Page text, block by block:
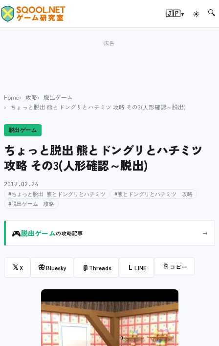
🇯🇵▾ ☀ 🔍
Home 攻略
脱出ゲーム
ちょっと脱出 熊とドングリとハチミツ 攻略 その3(人形確認～脱出)
脱出ゲーム
ちょっと脱出 熊とドングリとハチミツ
攻略 その3(人形確認～脱出)
2017.02.24
#ちょっと脱出 熊とドングリとハチミツ
#熊とドングリとハチミツ 攻略
#脱出ゲーム 攻略
🎮脱出ゲームの攻略記事 →
𝕏X 🦋Bluesky @ Threads L LINE ⎘ コピー